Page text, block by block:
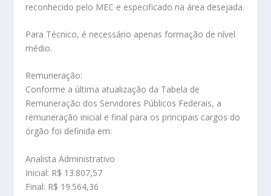
reconhecido pelo MEC e especificado na área desejada.
Para Técnico, é necessário apenas formação de nível
médio.
Remuneração:
Conforme a última atualização da Tabela de
Remuneração dos Servidores Públicos Federais, a
remuneração inicial e final para os principais cargos do
órgão foi definida em:
Analista Administrativo
Inicial: R$ 13.807,57
Final: R$ 19.564,36